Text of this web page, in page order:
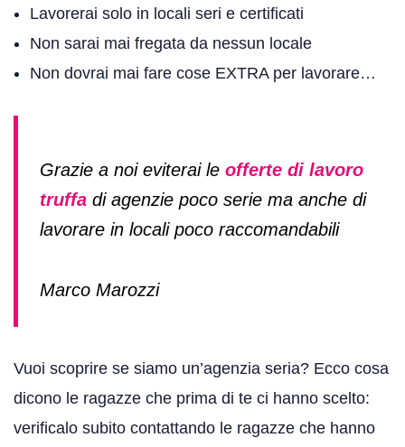
Lavorerai solo in locali seri e certificati
Non sarai mai fregata da nessun locale
Non dovrai mai fare cose EXTRA per lavorare…
Grazie a noi eviterai le offerte di lavoro
truffadi agenzie poco serie ma anche di
lavorare in locali poco raccomandabili
Marco Marozzi
Vuoi scoprire se siamo un’agenzia seria? Ecco cosa
dicono le ragazze che prima di te ci hanno scelto:
verificalo subito contattando le ragazze che hanno